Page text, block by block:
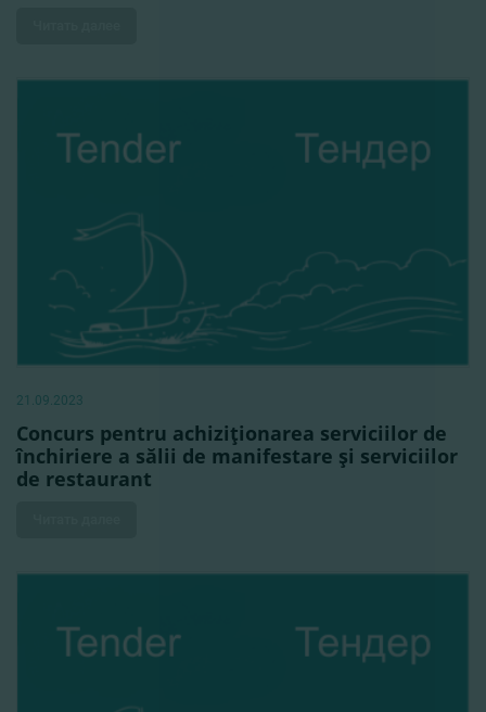
21.09.2023
Concurs pentru achiziţionarea serviciilor de
închiriere a sălii de manifestare şi serviciilor
de restaurant